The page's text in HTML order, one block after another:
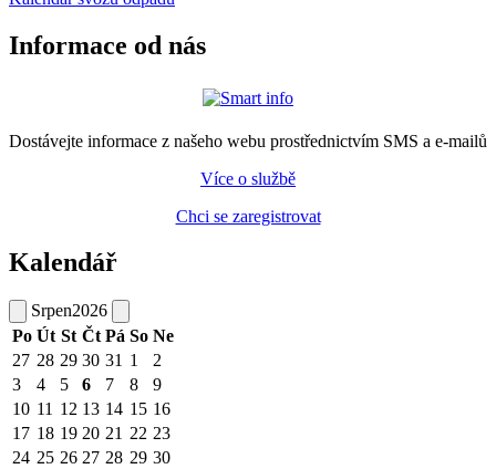
Informace od nás
Dostávejte informace z našeho webu prostřednictvím SMS a e-mailů
Více o službě
Chci se zaregistrovat
Kalendář
Srpen2026
Po Út St Čt Pá So Ne
27 28 29 30 31 1
2
3
4 5 6 7 8
9
10 11 12 13 14 15 16
17 18 19 20 21 22 23
24 25 26 27 28 29 30